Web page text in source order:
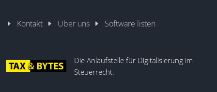
Kontakt Über uns Software listen
Die Anlaufstelle für Digitalisierung im
Steuerrecht.